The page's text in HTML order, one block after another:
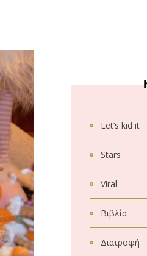
Let’s kid it
Stars
Viral
Βιβλία
Διατροφή